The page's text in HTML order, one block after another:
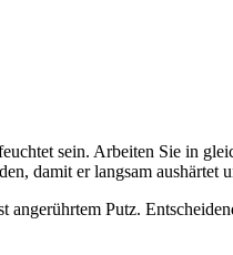
sein. Arbeiten Sie in
damit er langsam aushärtet
angerührtem Putz.